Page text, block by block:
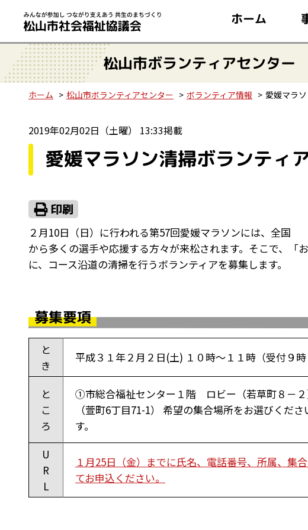
ホーム
松山市ボランティアセンター
ホーム 松山市ボランティアセンター ボランティア情報 愛媛マラ
2019年02月02日（土曜） 13:33掲載
愛媛マラソン清掃ボランティ
２月10日（日）に行われる第57回愛媛マラソンには、全国
から多くの選手や応援する方々が来松されます。そこで、「
に、コース沿道の清掃を行うボランティアを募集します。
募集要項
と
き
平成３１年２月２日(土) １０時～１１時（受付９時
と
こ
ろ
①市総合福祉センター１階 ロビー（若草町８－
（萱町6丁目71-1） 希望の集合場所をお選びくだ
す。
U
R
L
１月25日（金）までに氏名、電話番号、所属、集
てお申込ください。